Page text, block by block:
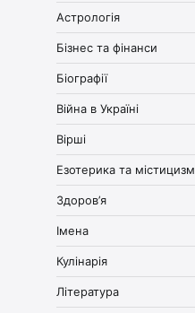
Астрологія
Бізнес та фінанси
Біографії
Війна в Україні
Вірші
Езотерика та містицизм
Здоров’я
Імена
Кулінарія
Література